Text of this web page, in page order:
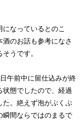
なっているとのこ
のお話も参考になさ
うです。
午前中に留仕込みが終
態でしたので、経過
た。絶えず泡がぷくぷ
瞬間ならではのまるで